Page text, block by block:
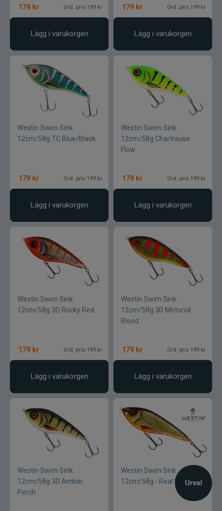
Urval
179 kr Ord. pris 199 kr
Lägg i varukorgen
179 kr Ord. pris 199 kr
Lägg i varukorgen
Westin Swim Sink.
12cm/58g TC Blue/Black
179 kr Ord. pris 199 kr
Lägg i varukorgen
Westin Swim Sink.
12cm/58g Chartreuse
Flow
179 kr Ord. pris 199 kr
Lägg i varukorgen
Westin Swim Sink.
12cm/58g 3D Rocky Red
179 kr Ord. pris 199 kr
Lägg i varukorgen
Westin Swim Sink.
12cm/58g 3D Motoroil
Blood
179 kr Ord. pris 199 kr
Lägg i varukorgen
Westin Swim Sink.
12cm/58g 3D Amber
Perch
Westin Swim Sink.
12cm/58g - Real Rudd